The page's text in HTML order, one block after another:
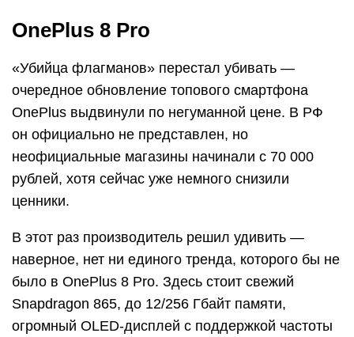
OnePlus 8 Pro
«Убийца флагманов» перестал убивать —
очередное обновление топового смартфона
OnePlus выдвинули по негуманной цене. В РФ
он официально не представлен, но
неофициальные магазины начинали с 70 000
рублей, хотя сейчас уже немного снизили
ценники.
В этот раз производитель решил удивить —
наверное, нет ни единого тренда, которого бы не
было в OnePlus 8 Pro. Здесь стоит свежий
Snapdragon 865, до 12/256 Гбайт памяти,
огромный OLED-дисплей с поддержкой частоты